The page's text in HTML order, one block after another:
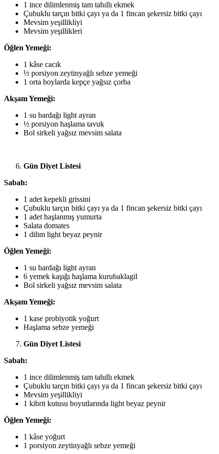
1 ince dilimlenmiş tam tahıllı ekmek
Çubuklu tarçın bitki çayı ya da 1 fincan şekersiz bitki çayı
Mevsim yeşillikliyi
Mevsim yeşillikleri
Öğlen Yemeği:
1 kâse cacık
½ porsiyon zeytinyağlı sebze yemeği
1 orta boylarda kepçe yağsız çorba
Akşam Yemeği:
1 su bardağı light ayran
½ porsiyon haşlama tavuk
Bol sirkeli yağsız mevsim salata
Gün Diyet Listesi
Sabah:
1 adet kepekli grissini
Çubuklu tarçın bitki çayı ya da 1 fincan şekersiz bitki çayı
1 adet haşlanmış yumurta
Salata domates
1 dilim light beyaz peynir
Öğlen Yemeği:
1 su bardağı light ayran
6 yemek kaşığı haşlama kurubaklagil
Bol sirkeli yağsız mevsim salata
Akşam Yemeği:
1 kase probiyotik yoğurt
Haşlama sebze yemeği
Gün Diyet Listesi
Sabah:
1 ince dilimlenmiş tam tahıllı ekmek
Çubuklu tarçın bitki çayı ya da 1 fincan şekersiz bitki çayı
Mevsim yeşillikliyi
1 kibrit kutusu boyutlarında light beyaz peynir
Öğlen Yemeği:
1 kâse yoğurt
1 porsiyon zeytinyağlı sebze yemeği